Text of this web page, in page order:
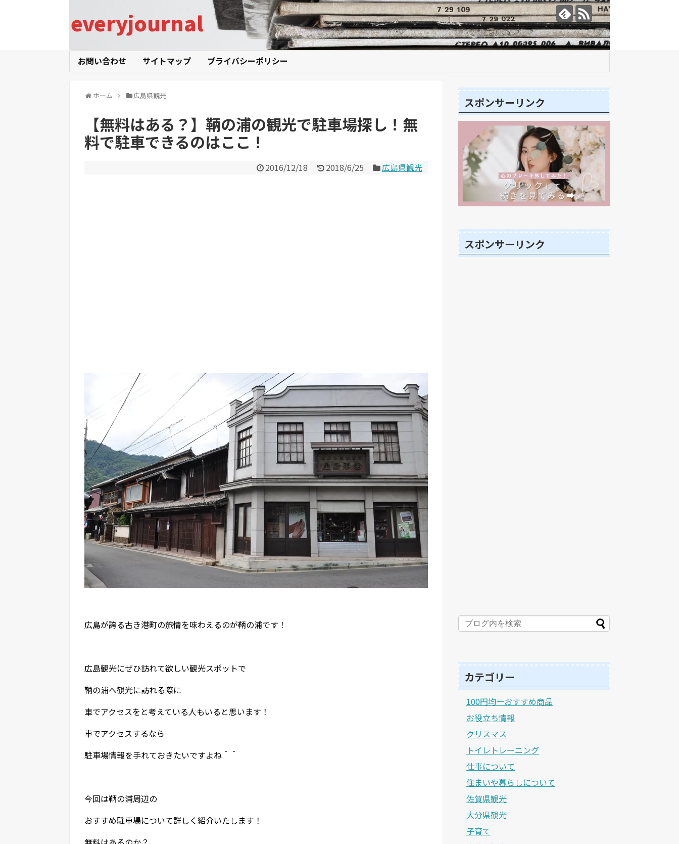
everyjournal
お問い合わせ サイトマップ プライバシーポリシー
ホーム 広島県観光
【無料はある？】鞆の浦の観光で駐車場探し！無
料で駐車できるのはここ！
2016/12/18 2018/6/25 広島県観光
広島が誇る古き港町の旅情を味わえるのが鞆の浦です！
広島観光にぜひ訪れて欲しい観光スポットで
鞆の浦へ観光に訪れる際に
車でアクセスをと考えている人もいると思います！
車でアクセスするなら
駐車場情報を手れておきたいですよね＾＾
今回は鞆の浦周辺の
おすすめ駐車場について詳しく紹介いたします！
スポンサーリンク
スポンサーリンク
カテゴリー
100円均一おすすめ商品
お役立ち情報
クリスマス
トイレトレーニング
仕事について
住まいや暮らしについて
佐賀県観光
大分県観光
子育て